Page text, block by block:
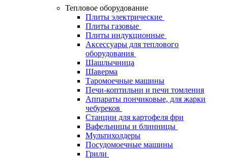
Тепловое оборудование
Плиты электрические
Плиты газовые
Плиты индукционные
Аксессуары для теплового
оборудования
Шашлычница
Шаверма
Таромоечные машины
Печи-коптильни и печи томления
Аппараты пончиковые, для жарки
чебуреков
Станции для картофеля фри
Вафельницы и блинницы
Мультихолдеры
Посудомоечные машины
Грили